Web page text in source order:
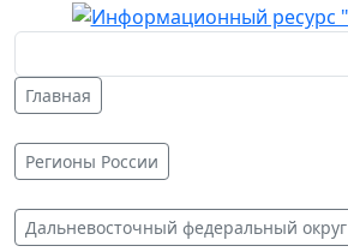
Главная
Регионы России
Дальневосточный федеральный округ